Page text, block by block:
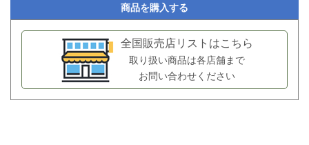
商品を購入する
全国販売店リストはこちら
取り扱い商品は各店舗まで
お問い合わせください